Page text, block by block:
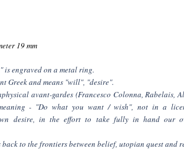
19 mm
is engraved on a metal ring.
Greek and means "will", "desire".
avant-gardes (Francesco Colonna, Rabelais,
- "Do what you want / wish", not in a
desire, in the effort to take fully in hand our
back to the frontiers between belief, utopian quest and